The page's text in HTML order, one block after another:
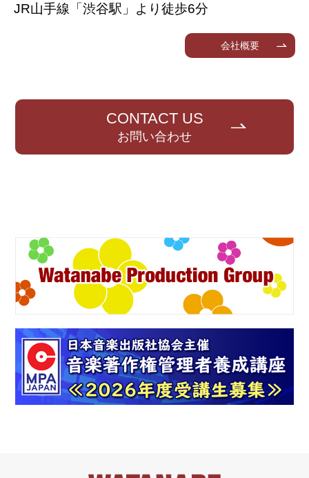
JR山手線「渋谷駅」より徒歩6分
会社概要
CONTACT US
お問い合わせ